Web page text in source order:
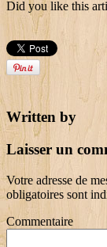
Did you like this
Written by
Laisser un
Votre adresse de
obligatoires sont
Commentaire